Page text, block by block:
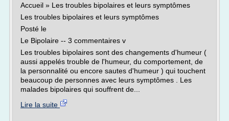
Accueil » Les troubles bipolaires et leurs symptômes
Les troubles bipolaires et leurs symptômes
Posté le
Le Bipolaire -- 3 commentaires v
Les troubles bipolaires sont des changements d'humeur (
aussi appelés trouble de l'humeur, du comportement, de
la personnalité ou encore sautes d'humeur ) qui touchent
beaucoup de personnes avec leurs symptômes . Les
malades bipolaires qui souffrent de...
Lire la suite